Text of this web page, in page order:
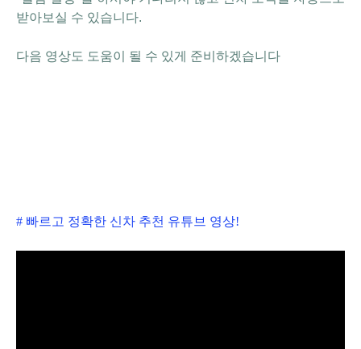
받아보실 수 있습니다.
다음 영상도 도움이 될 수 있게 준비하겠습니다
# 빠르고 정확한 신차 추천 유튜브 영상!